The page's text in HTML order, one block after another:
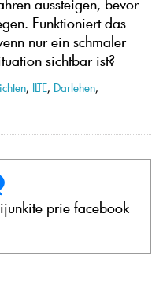
aussteigen, bevor
Funktioniert das
nur ein schmaler
sichtbar ist?
, ILTE, Darlehen,
prie facebook